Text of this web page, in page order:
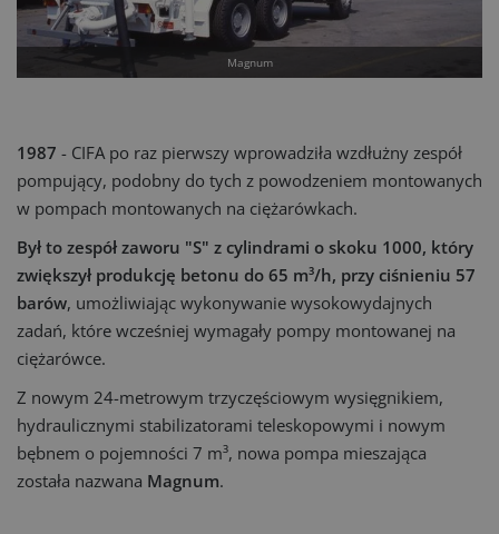
Magnum
1987 - CIFA po raz pierwszy wprowadziła wzdłużny zespół
pompujący, podobny do tych z powodzeniem montowanych
w pompach montowanych na ciężarówkach.
Był to zespół zaworu "S" z cylindrami o skoku 1000, który
zwiększył produkcję betonu do 65 m³/h, przy ciśnieniu 57
barów, umożliwiając wykonywanie wysokowydajnych
zadań, które wcześniej wymagały pompy montowanej na
ciężarówce.
Z nowym 24-metrowym trzyczęściowym wysięgnikiem,
hydraulicznymi stabilizatorami teleskopowymi i nowym
bębnem o pojemności 7 m³, nowa pompa mieszająca
została nazwana Magnum.